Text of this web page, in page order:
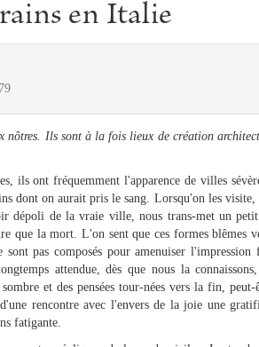
en Italie
nôtres. Ils sont à la fois lieux de création
ils ont fréquemment l'apparence de villes
dont on aurait pris le sang. Lorsqu'on les visite,
dépoli de la vraie ville, nous trans-met un
que la mort. L'on sent que ces formes blêmes
pas composés pour amenuiser
attendue, dès que nous la
et des pensées tour-nées vers la fin,
rencontre avec l'envers de la joie une
fatigante.